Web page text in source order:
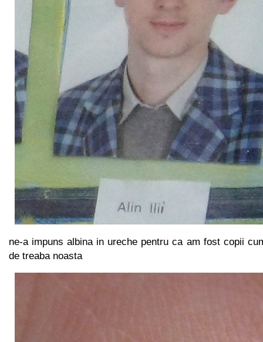
ne-a impuns albina in ureche pentru ca am fost copii
de treaba noasta